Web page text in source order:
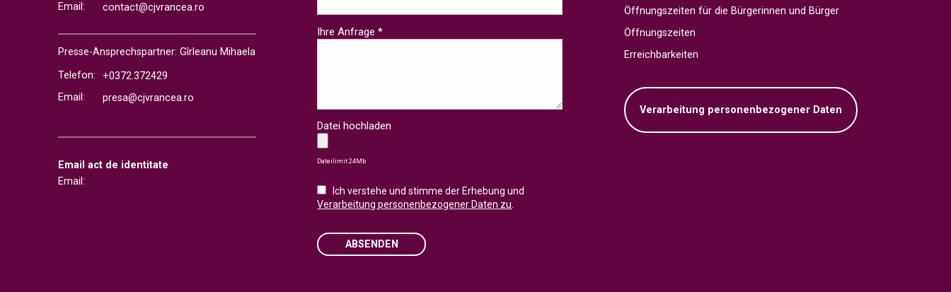
Email: contact@cjvrancea.ro
Presse-Ansprechspartner: Gîrleanu Mihaela
Telefon:
+0372.372429
Email:
presa@cjvrancea.ro
Email act de identitate
Email:
Öffnungszeiten für die Bürgerinnen und Bürger
Öffnungszeiten
Erreichbarkeiten
Verarbeitung personenbezogener Daten
Ihre Anfrage *
Datei hochladen
Dateilimit 24Mb
Ich verstehe und stimme der Erhebung und
Verarbeitung personenbezogener Daten zu.
ABSENDEN